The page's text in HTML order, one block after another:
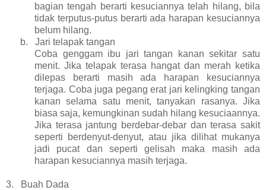
bagian tengah berarti kesuciannya telah hilang, bila
tidak terputus-putus berarti ada harapan kesuciannya
belum hilang.
b.
Jari telapak tangan
Coba genggam ibu jari tangan kanan sekitar satu
menit. Jika telapak terasa hangat dan merah ketika
dilepas berarti masih ada harapan kesuciannya
terjaga. Coba juga pegang erat jari kelingking tangan
kanan selama satu menit, tanyakan rasanya. Jika
biasa saja, kemungkinan sudah hilang kesuciaannya.
Jika terasa jantung berdebar-debar dan terasa sakit
seperti berdenyut-denyut, atau jika dilihat mukanya
jadi pucat dan seperti gelisah maka masih ada
harapan kesuciannya masih terjaga.
3.
Buah Dada